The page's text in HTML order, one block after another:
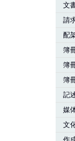
文
請
配
簿
簿
簿
記
媒
文